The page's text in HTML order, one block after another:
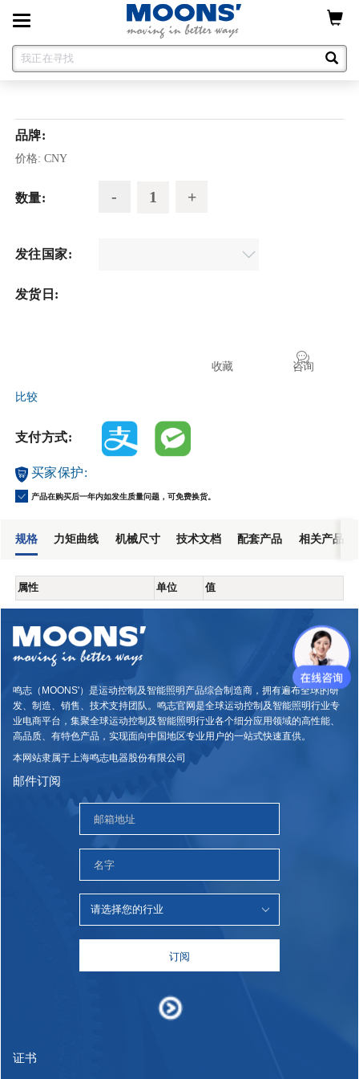
Toggle
navigation
品牌:
价格: CNY
数量:
发往国家:
发货日:
咨询
收藏
比较
支付方式:
买家保护:
产品在购买后一年内如发生质量问题，可免费换货。
规格 力矩曲线 机械尺寸 技术文档 配套产品 相关产品
属性 单位 值
鸣志（MOONS'）是运动控制及智能照明产品综合制造商，拥有遍布全球的研
发、制造、销售、技术支持团队。鸣志官网是全球运动控制及智能照明行业专
业电商平台，集聚全球运动控制及智能照明行业各个细分应用领域的高性能、
高品质、有特色产品，实现面向中国地区专业用户的一站式快速直供。
本网站隶属于上海鸣志电器股份有限公司
邮件订阅
订阅
证书